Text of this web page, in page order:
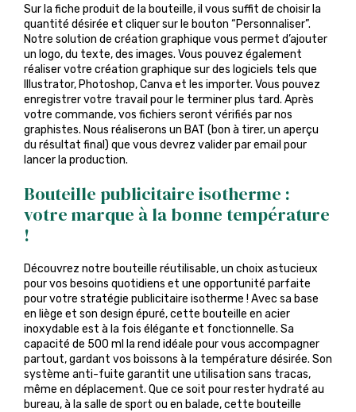
Sur la fiche produit de la bouteille, il vous suffit de choisir la
quantité désirée et cliquer sur le bouton “Personnaliser”.
Notre solution de création graphique vous permet d’ajouter
un logo, du texte, des images. Vous pouvez également
réaliser votre création graphique sur des logiciels tels que
Illustrator, Photoshop, Canva et les importer. Vous pouvez
enregistrer votre travail pour le terminer plus tard. Après
votre commande, vos fichiers seront vérifiés par nos
graphistes. Nous réaliserons un BAT (bon à tirer, un aperçu
du résultat final) que vous devrez valider par email pour
lancer la production.
Bouteille publicitaire isotherme :
votre marque à la bonne température
!
Découvrez notre bouteille réutilisable, un choix astucieux
pour vos besoins quotidiens et une opportunité parfaite
pour votre stratégie publicitaire isotherme ! Avec sa base
en liège et son design épuré, cette bouteille en acier
inoxydable est à la fois élégante et fonctionnelle. Sa
capacité de 500 ml la rend idéale pour vous accompagner
partout, gardant vos boissons à la température désirée. Son
système anti-fuite garantit une utilisation sans tracas,
même en déplacement. Que ce soit pour rester hydraté au
bureau, à la salle de sport ou en balade, cette bouteille